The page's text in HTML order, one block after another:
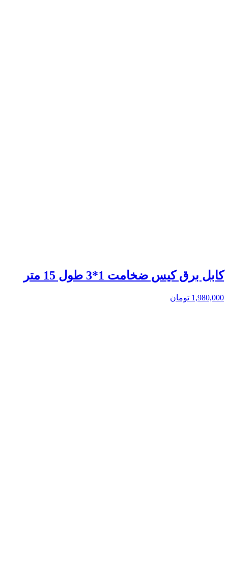
کابل برق کیس ضخامت 1*3 طول 15 متر
1,980,000 تومان